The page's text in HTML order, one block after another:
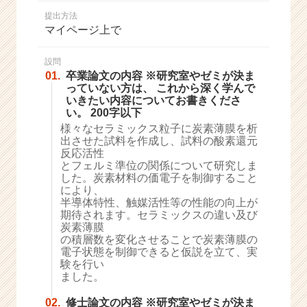
ス
ト
が
届
く
就
活
サ
イ
チ
ア
キ
ャ
提出方法
マイページ上で
設問
01. 卒業論文の内容 ※研究室やゼミが決ま
っていない方は、 これから深く学んで
いきたい内容についてお書きくださ
い。 200字以下
様々なセラミックス粒子に炭素薄膜を析
出させた試料を作成し、試料の酸素還元
反応活性
とフェルミ準位の関係について研究しま
した。炭素材料の価電子を制御すること
により、
半導体特性、触媒活性等の性能の向上が
期待されます。セラミックスの違い及び
炭素薄膜
の積層数を変化させることで炭素薄膜の
電子状態を制御できると仮説を立て、実
験を行い
ました。
02. 修士論文の内容 ※研究室やゼミが決ま